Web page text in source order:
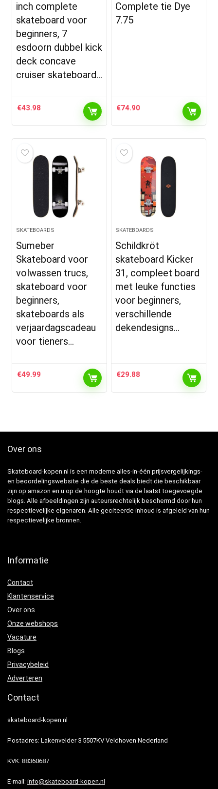
inch complete
skateboard voor
beginners, 7
esdoorn dubbel kick
deck concave
cruiser skateboard…
€43.98
Complete tie Dye
7.75
€74.90
SKATEBOARDS
Sumeber
Skateboard voor
volwassen trucs,
skateboard voor
beginners,
skateboards als
verjaardagscadeau
voor tieners…
€49.99
SKATEBOARDS
Schildkröt
skateboard Kicker
31, compleet board
met leuke functies
voor beginners,
verschillende
dekendesigns…
€29.88
Over ons
Skateboard-kopen.nl is een moderne alles-in-één prijsvergelijkings-
en beoordelingswebsite die de beste deals biedt die beschikbaar
zijn op amazon en u op de hoogte houdt via de laatst toegevoegde
blogs. Alle afbeeldingen zijn auteursrechtelijk beschermd door hun
respectievelijke eigenaren. Alle geciteerde inhoud is afgeleid van hun
respectievelijke bronnen.
Informatie
Contact
Klantenservice
Over ons
Onze webshops
Vacature
Blogs
Privacybeleid
Adverteren
Contact
skateboard-kopen.nl
Postadres: Lakenvelder 3 5507KV Veldhoven Nederland
KVK: 88360687
E-mail: info@skateboard-kopen.nl